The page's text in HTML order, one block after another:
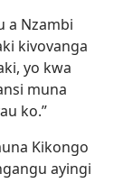
a Nzambi
kivovanga
yo kwa
muna
ko.”
Kikongo
ayingi